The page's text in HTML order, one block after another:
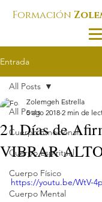
Formación
Entrada
All Posts
Cuerpo Emocional
Cuerpo Espiritual
Cuerpo Físico
Cuerpo Mental
All Posts
21 Días de
VIBRAR
Zolemgeh Estrella
5 ago 2018 2 min de
https://youtu.be/WtV-